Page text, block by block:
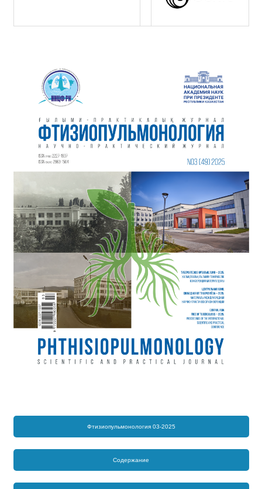
Фтизиопульмонология 03-2025
Содержание